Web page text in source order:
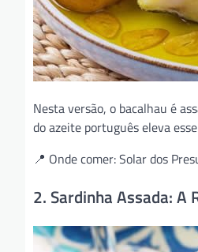
Nesta versão, o bacalhau é
do azeite português eleva
📍 Onde comer: Solar dos
2. Sardinha Assada: A